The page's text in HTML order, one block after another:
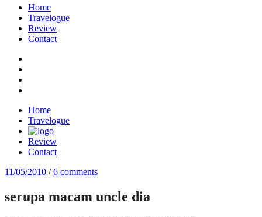
contentHome
Travelogue
Review
Contact
Home
Travelogue
Review
Contact
11/05/2010 /6 comments
serupa macam uncle dia